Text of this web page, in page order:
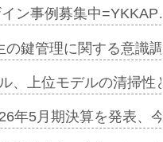
ン事例募集中
の鍵管理に関する意識
、上位モデルの清掃
年5月期決算を発表、